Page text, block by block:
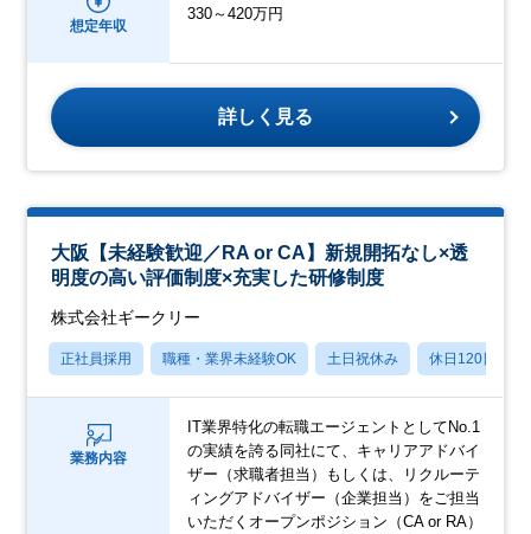
想定年収
330～420万円
詳しく見る
大阪【未経験歓迎／RA or CA】新規開拓なし×透
明度の高い評価制度×充実した研修制度
株式会社ギークリー
正社員採用 職種・業界未経験OK 土日祝休み 休日120日以上
業務内容
IT業界特化の転職エージェントとしてNo.1
の実績を誇る同社にて、キャリアアドバイ
ザー（求職者担当）もしくは、リクルーテ
ィングアドバイザー（企業担当）をご担当
いただくオープンポジション（CA or RA）